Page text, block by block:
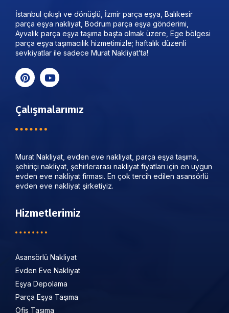
İstanbul çıkışlı ve dönüşlü, İzmir parça eşya, Balıkesir
parça eşya nakliyat, Bodrum parça eşya gönderimi,
Ayvalık parça eşya taşıma başta olmak üzere, Ege bölgesi
parça eşya taşımacılık hizmetimizle; haftalık düzenli
sevkiyatlar ile sadece Murat Nakliyat’ta!
Çalışmalarımız
Murat Nakliyat, evden eve nakliyat, parça eşya taşıma,
şehiriçi nakliyat, şehirlerarası nakliyat fiyatları için en uygun
evden eve nakliyat firması. En çok tercih edilen asansörlü
evden eve nakliyat şirketiyiz.
Hizmetlerimiz
Asansörlü Nakliyat
Evden Eve Nakliyat
Eşya Depolama
Parça Eşya Taşıma
Ofis Taşıma